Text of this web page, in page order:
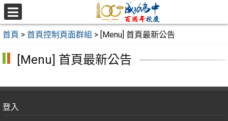
跳
至
主首頁 > 首頁控制頁面群組 > [Menu] 首頁最新公告
[Menu] 首頁最新公告
登入
選
單